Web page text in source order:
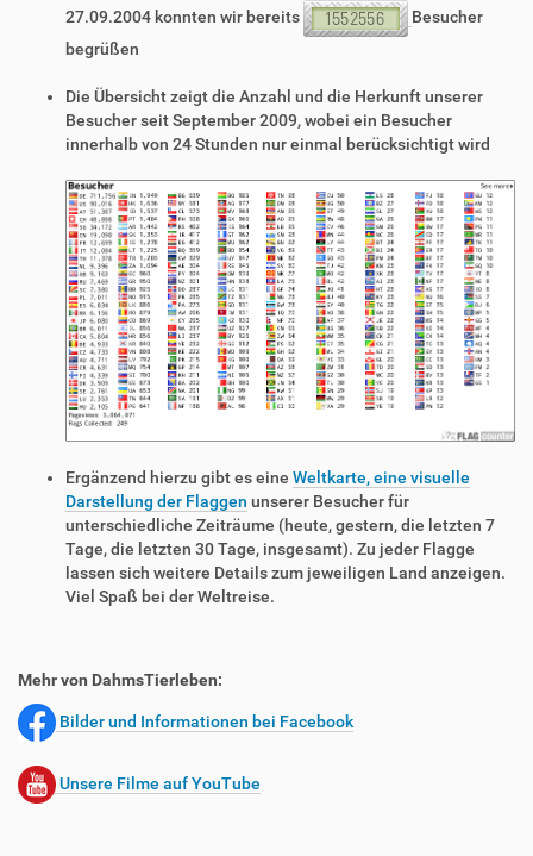
27.09.2004 konnten wir bereits
Besucher
begrüßen
Die Übersicht zeigt die Anzahl und die Herkunft unserer
Besucher seit September 2009, wobei ein Besucher
innerhalb von 24 Stunden nur einmal berücksichtigt wird
Ergänzend hierzu gibt es eine Weltkarte, eine visuelle
Darstellung der Flaggen unserer Besucher für
unterschiedliche Zeiträume (heute, gestern, die letzten 7
Tage, die letzten 30 Tage, insgesamt). Zu jeder Flagge
lassen sich weitere Details zum jeweiligen Land anzeigen.
Viel Spaß bei der Weltreise.
Mehr von DahmsTierleben:
Bilder und Informationen bei Facebook
Unsere Filme auf YouTube